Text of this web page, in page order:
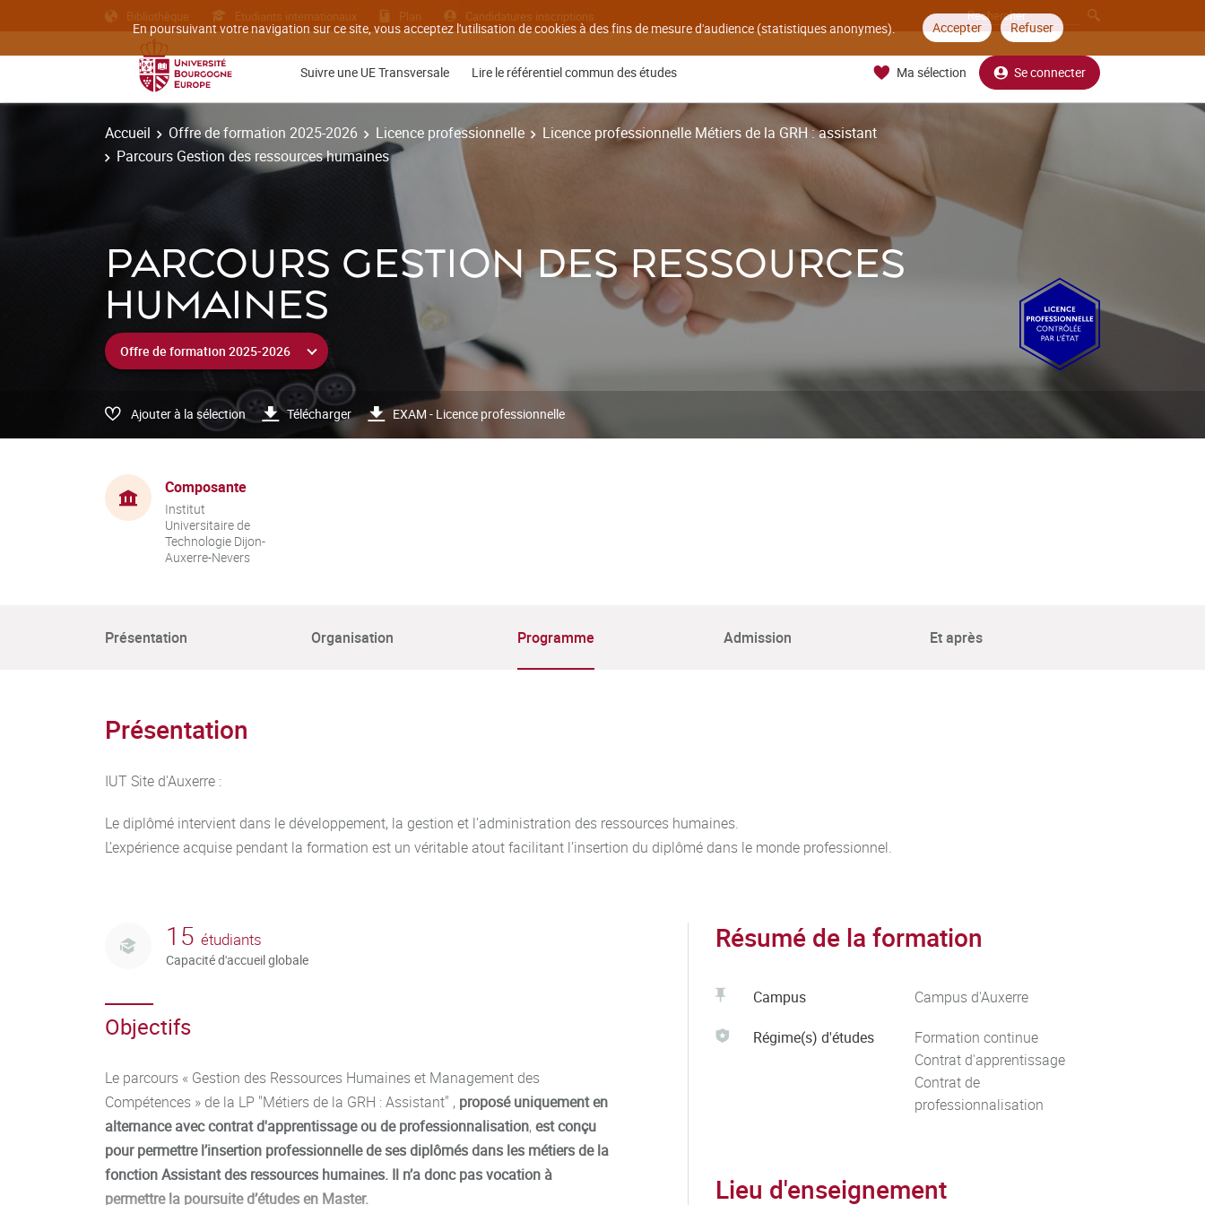
En poursuivant votre navigation sur ce site, vous acceptez l'utilisation de cookies à des fins de mesure d'audience (statistiques anonymes). Accepter Refuser
Bibliothèque Etudiants internationaux Plan Candidatures inscriptions
Suivre une UE Transversale Lire le référentiel commun des études Ma sélection Se connecter
Accueil Offre de formation 2025-2026 Licence professionnelle
Licence professionnelle Métiers de la GRH : assistant
Parcours Gestion des ressources humaines
PARCOURS GESTION DES RESSOURCES
HUMAINES
Ajouter à la sélection Télécharger EXAM - Licence professionnelle
Composante
Institut
Universitaire de
Technologie Dijon-
Auxerre-Nevers
Présentation Organisation Programme Admission Et après
Présentation
IUT Site d'Auxerre :
Le diplômé intervient dans le développement, la gestion et l’administration des ressources humaines.
L’expérience acquise pendant la formation est un véritable atout facilitant l’insertion du diplômé dans le monde professionnel.
15 étudiants
Capacité d'accueil globale
Objectifs
Le parcours « Gestion des Ressources Humaines et Management des
Compétences » de la LP "Métiers de la GRH : Assistant" , proposé uniquement en
alternance avec contrat d'apprentissage ou de professionnalisation, est conçu
pour permettre l’insertion professionnelle de ses diplômés dans les métiers de la
fonction Assistant des ressources humaines. Il n’a donc pas vocation à
permettre la poursuite d’études en Master.
Résumé de la formation
Campus Campus d'Auxerre
Régime(s) d'études
Formation continue
Contrat d'apprentissage
Contrat de
professionnalisation
Lieu d'enseignement